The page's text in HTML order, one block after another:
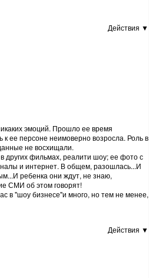
Действия ▼
эмоций. Прошло ее время
ее персоне неимоверно возросла. Роль в
не восхищали.
других фильмах, реалити шоу; ее фото с
и интернет. В общем, разошлась...И
ребенка они ждут, не знаю,
СМИ об этом говорят!
в "шоу бизнесе"и много, но тем не менее,
Действия ▼